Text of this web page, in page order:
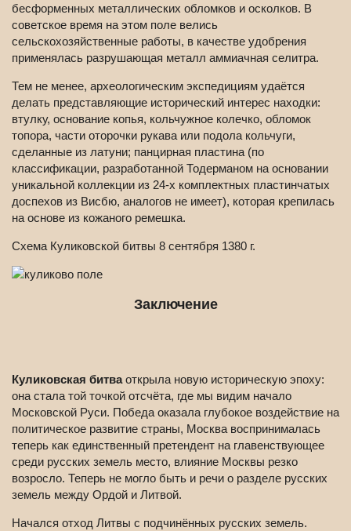
бесформенных металлических обломков и осколков. В
советское время на этом поле велись
сельскохозяйственные работы, в качестве удобрения
применялась разрушающая металл аммиачная селитра.
Тем не менее, археологическим экспедициям удаётся
делать представляющие исторический интерес находки:
втулку, основание копья, кольчужное колечко, обломок
топора, части оторочки рукава или подола кольчуги,
сделанные из латуни; панцирная пластина (по
классификации, разработанной Тодерманом на основании
уникальной коллекции из 24-х комплектных пластинчатых
доспехов из Висбю, аналогов не имеет), которая крепилась
на основе из кожаного ремешка.
Схема Куликовской битвы 8 сентября 1380 г.
Заключение
Куликовская битваоткрыла новую историческую эпоху:
она стала той точкой отсчёта, где мы видим начало
Московской Руси. Победа оказала глубокое воздействие на
политическое развитие страны, Москва воспринималась
теперь как единственный претендент на главенствующее
среди русских земель место, влияние Москвы резко
возросло. Теперь не могло быть и речи о разделе русских
земель между Ордой и Литвой.
Начался отход Литвы с подчинённых русских земель.